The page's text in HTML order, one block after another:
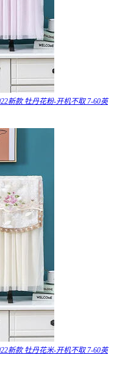
新款 牡丹花粉-开机不取 7-60英
新款 牡丹花米-开机不取 7-60英